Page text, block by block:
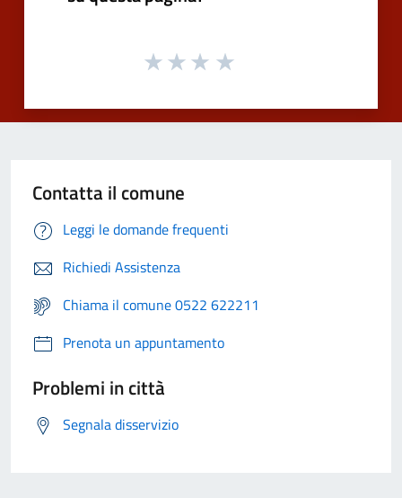
Contatta il comune
Leggi le domande frequenti
Richiedi Assistenza
Chiama il comune 0522 622211
Prenota un appuntamento
Problemi in città
Segnala disservizio